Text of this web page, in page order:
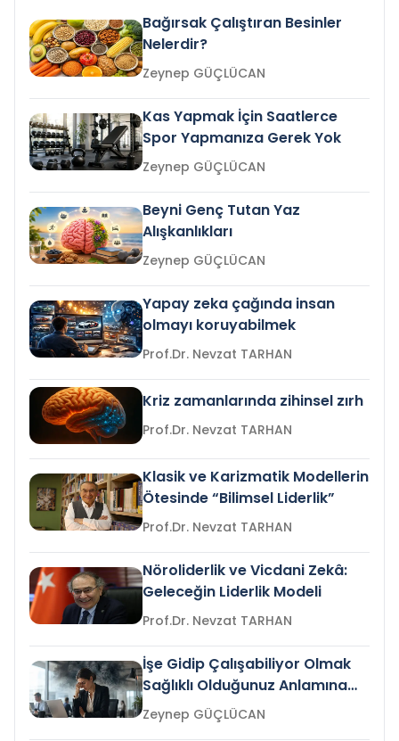
Bağırsak Çalıştıran Besinler
Nelerdir?
Zeynep GÜÇLÜCAN
Kas Yapmak İçin Saatlerce
Spor Yapmanıza Gerek Yok
Zeynep GÜÇLÜCAN
Beyni Genç Tutan Yaz
Alışkanlıkları
Zeynep GÜÇLÜCAN
Yapay zeka çağında insan
olmayı koruyabilmek
Prof.Dr. Nevzat TARHAN
Kriz zamanlarında zihinsel zırh
Prof.Dr. Nevzat TARHAN
Klasik ve Karizmatik Modellerin
Ötesinde “Bilimsel Liderlik”
Prof.Dr. Nevzat TARHAN
Nöroliderlik ve Vicdani Zekâ:
Geleceğin Liderlik Modeli
Prof.Dr. Nevzat TARHAN
İşe Gidip Çalışabiliyor Olmak
Sağlıklı Olduğunuz Anlamına
Gelir mi?Zeynep GÜÇLÜCAN